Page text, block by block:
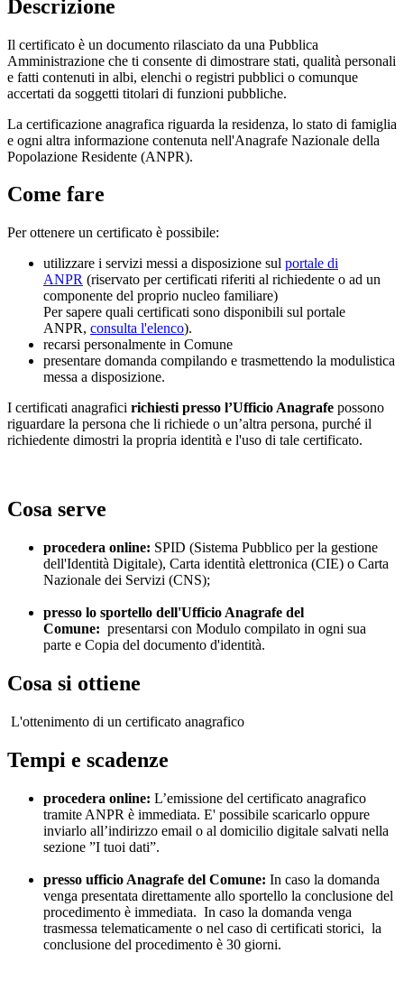
Descrizione
Il certificato è un documento rilasciato da una Pubblica
Amministrazione che ti consente di dimostrare stati, qualità personali
e fatti contenuti in albi, elenchi o registri pubblici o comunque
accertati da soggetti titolari di funzioni pubbliche.
La certificazione anagrafica riguarda la residenza, lo stato di famiglia
e ogni altra informazione contenuta nell'Anagrafe Nazionale della
Popolazione Residente (ANPR).
Come fare
Per ottenere un certificato è possibile:
utilizzare i servizi messi a disposizione sul portale di
ANPR (riservato per certificati riferiti al richiedente o ad un
componente del proprio nucleo familiare)
Per sapere quali certificati sono disponibili sul portale
ANPR, consulta l'elenco).
recarsi personalmente in Comune
presentare domanda compilando e trasmettendo la modulistica
messa a disposizione.
I certificati anagrafici richiesti presso l’Ufficio Anagrafe possono
riguardare la persona che li richiede o un’altra persona, purché il
richiedente dimostri la propria identità e l'uso di tale certificato.
Cosa serve
procedera online: SPID (Sistema Pubblico per la gestione
dell'Identità Digitale), Carta identità elettronica (CIE) o Carta
Nazionale dei Servizi (CNS);
presso lo sportello dell'Ufficio Anagrafe del
Comune: presentarsi con Modulo compilato in ogni sua
parte e Copia del documento d'identità.
Cosa si ottiene
L'ottenimento di un certificato anagrafico
Tempi e scadenze
procedera online: L’emissione del certificato anagrafico
tramite ANPR è immediata. E' possibile scaricarlo oppure
inviarlo all’indirizzo email o al domicilio digitale salvati nella
sezione ”I tuoi dati”.
presso ufficio Anagrafe del Comune: In caso la domanda
venga presentata direttamente allo sportello la conclusione del
procedimento è immediata. In caso la domanda venga
trasmessa telematicamente o nel caso di certificati storici, la
conclusione del procedimento è 30 giorni.